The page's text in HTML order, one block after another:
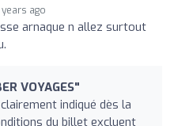
years ago
arnaque n allez surtout
VOYAGES"
indiqué dès la
du billet excluent